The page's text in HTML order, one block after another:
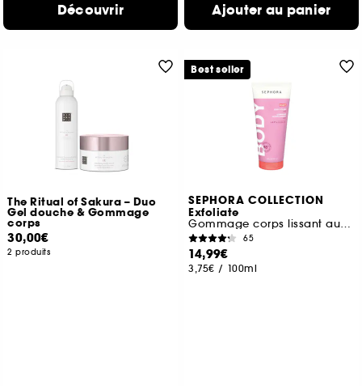
Découvrir Ajouter au panier
The Ritual of Sakura – Duo
Gel douche & Gommage
corps
30,00€
2 produits
SEPHORA COLLECTION
Exfoliate
Gommage corps lissant aux AHA
65
14,99€
3,75€ / 100ml
Best seller